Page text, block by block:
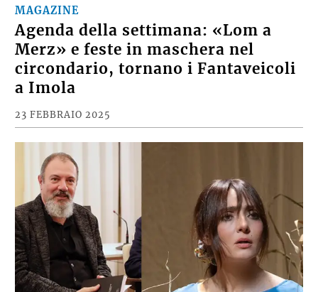
MAGAZINE
Agenda della settimana: «Lom a
Merz» e feste in maschera nel
circondario, tornano i Fantaveicoli
a Imola
23 FEBBRAIO 2025